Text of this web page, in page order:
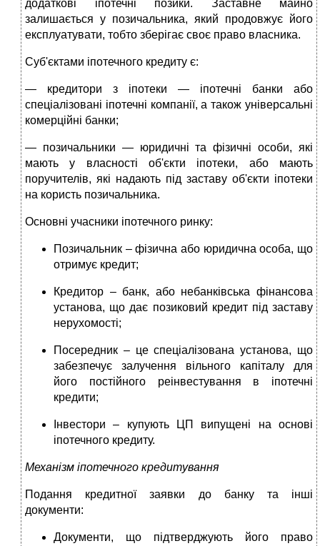
додаткові іпотечні позики. Заставне майно
залишається у позичальника, який продовжує його
експлуатувати, тобто зберігає своє право власника.
Суб'єктами іпотечного кредиту є:
— кредитори з іпотеки — іпотечні банки або
спеціалізовані іпотечні компанії, а також універсальні
комерційні банки;
— позичальники — юридичні та фізичні особи, які
мають у власності об'єкти іпотеки, або мають
поручителів, які надають під заставу об'єкти іпотеки
на користь позичальника.
Основні учасники іпотечного ринку:
Позичальник – фізична або юридична особа, що
отримує кредит;
Кредитор – банк, або небанківська фінансова
установа, що дає позиковий кредит під заставу
нерухомості;
Посередник – це спеціалізована установа, що
забезпечує залучення вільного капіталу для
його постійного реінвестування в іпотечні
кредити;
Інвестори – купують ЦП випущені на основі
іпотечного кредиту.
Механізм іпотечного кредитування
Подання кредитної заявки до банку та інші
документи:
Документи, що підтверджують його право